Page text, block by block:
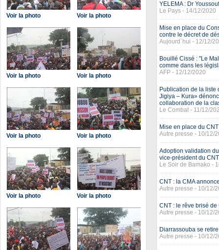
Voir la photo Voir la photo
Voir la photo Voir la photo
Voir la photo Voir la photo
Voir la photo Voir la photo
YELEMA : Dr
Le Pays - 14/12/2020
Mise en place du
contre le décret de
Aujourd`hui - 12/12/
Bouillé Cissé : "Le
comme dans les
AFP - 12/12/2020
Publication de la liste
Jigiya – Kura»
collaboration de la
Le Combat - 11/12/
Mise en place du
Autre presse - 10/12/
Adoption validation
vice-président du
Le Soir de Bamako -
CNT : la CMA
Autre presse - 10/12/
CNT : le rêve brisé de
Autre presse - 10/12/
Diarrassouba se
Autre presse - 10/12/